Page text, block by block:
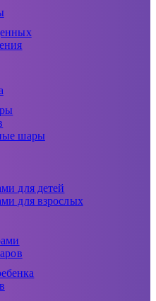
шары
для детей
для взрослых